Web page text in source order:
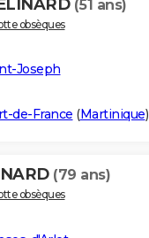
(51 ans)
obsèques
Joseph
de-France (Martinique)
(79 ans)
obsèques